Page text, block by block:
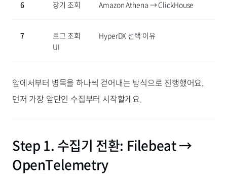
6 장기 조회 Amazon Athena → ClickHouse
7
로그 조회
UI
HyperDX 선택 이유
앞에서부터 병목을 하나씩 걷어내는 방식으로 진행했어요.
먼저 가장 앞단인 수집부터 시작할게요.
Step 1. 수집기 전환: Filebeat →
OpenTelemetry